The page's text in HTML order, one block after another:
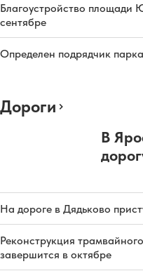
Благоустройство площади
сентябре
Определен подрядчик
Дороги
В
На дороге в Дядьково
Реконструкция
завершится в октябре